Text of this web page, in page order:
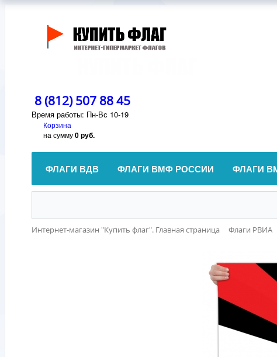
8 (812) 507 88 45
Время работы: Пн-Вс 10-19
Корзина
на сумму0 руб.
ФЛАГИ ВДВ ФЛАГИ ВМФ РОССИИ ФЛАГИ
Интернет-магазин "Купить флаг". Главная страница Флаги РВИА